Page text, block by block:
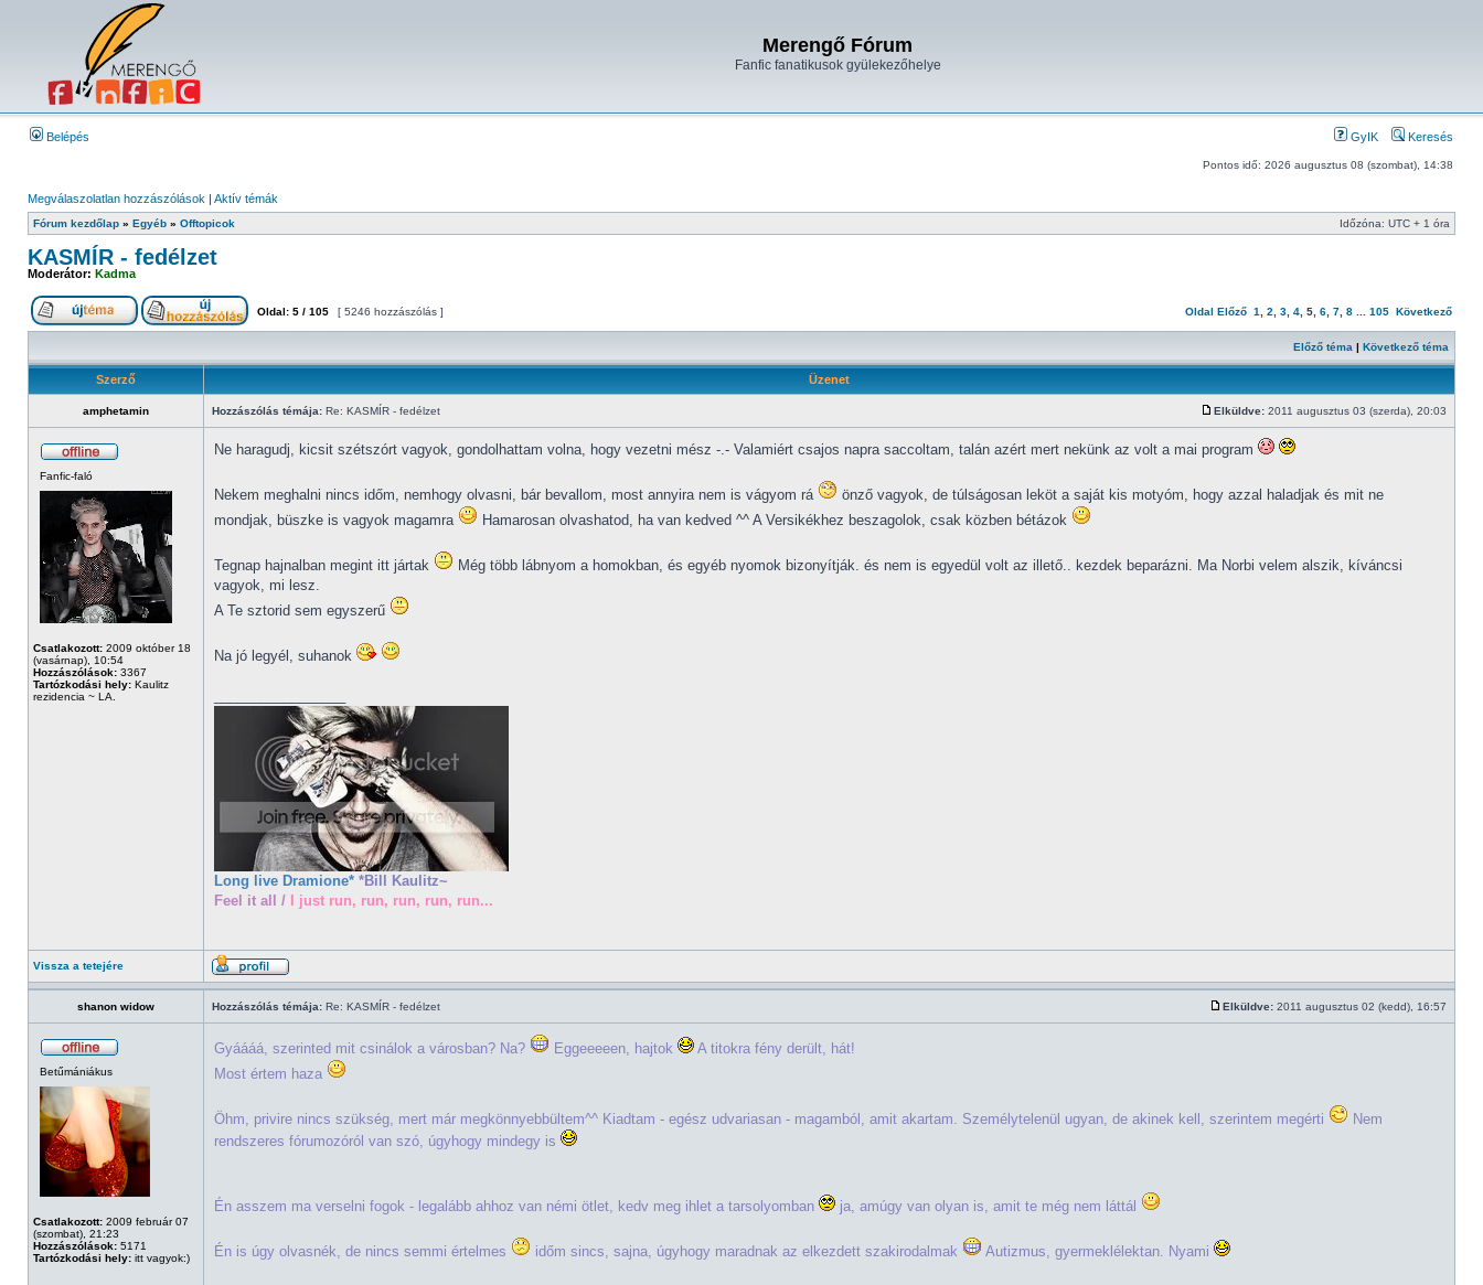
Merengő Fórum
Fanfic fanatikusok gyülekezőhelye
Belépés GyIK Keresés
Pontos idő: 2026 augusztus 08 (szombat), 14:38
Megválaszolatlan hozzászólások | Aktív témák
Fórum kezdőlap » Egyéb » Offtopicok Időzóna: UTC + 1 óra
KASMÍR - fedélzet
Moderátor: Kadma
Oldal: 5 / 105 [ 5246 hozzászólás ] Oldal Előző 1 2 3 4 5 6 7 8 105 Következő
Előző téma | Következő téma
Szerző Üzenet
amphetamin Hozzászólás témája: Re: KASMÍR - fedélzet Elküldve: 2011 augusztus 03 (szerda), 20:03
Fanfic-faló
Csatlakozott: 2009 október 18
(vasárnap), 10:54
Hozzászólások: 3367
Tartózkodási hely: Kaulitz
rezidencia ~ LA.
Ne haragudj, kicsit szétszórt vagyok, gondolhattam volna, hogy vezetni mész -.- Valamiért csajos napra saccoltam, talán azért mert nekünk az volt a mai program
Nekem meghalni nincs időm, nemhogy olvasni, bár bevallom, most annyira nem is vágyom rá
önző vagyok, de túlságosan leköt a saját kis motyóm, hogy azzal haladjak és mit ne
mondjak, büszke is vagyok magamra
Hamarosan olvashatod, ha van kedved ^^ A Versikékhez beszagolok, csak közben bétázok
Tegnap hajnalban megint itt jártak
Még több lábnyom a homokban, és egyéb nyomok bizonyítják. és nem is egyedül volt az illető.. kezdek beparázni. Ma Norbi velem alszik, kíváncsi
vagyok, mi lesz.
A Te sztorid sem egyszerű
Na jó legyél, suhanok
Long live Dramione* *Bill Kaulitz~
Feel it all /
I just run, run, run, run, run...
Vissza a tetejére
shanon widow Hozzászólás témája: Re: KASMÍR - fedélzet Elküldve: 2011 augusztus 02 (kedd), 16:57
Betűmániákus
Csatlakozott: 2009 február 07
(szombat), 21:23
Hozzászólások: 5171
Tartózkodási hely: itt vagyok:)
Gyáááá, szerinted mit csinálok a városban? Na? Eggeeeeen, hajtok
A titokra fény derült, hát!
Most értem haza
Öhm, privire nincs szükség, mert már megkönnyebbültem^^ Kiadtam - egész udvariasan - magamból, amit akartam. Személytelenül ugyan, de akinek kell, szerintem megérti
Nem
rendszeres fórumozóról van szó, úgyhogy mindegy is
Én asszem ma verselni fogok - legalább ahhoz van némi ötlet, kedv meg ihlet a tarsolyomban ja, amúgy van olyan is, amit te még nem láttál
Én is úgy olvasnék, de nincs semmi értelmes időm sincs, sajna, úgyhogy maradnak az elkezdett szakirodalmak Autizmus, gyermeklélektan. Nyami